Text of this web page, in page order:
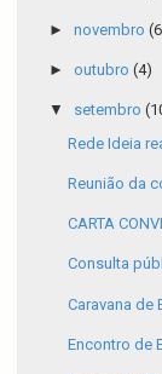
► novembro
► outubro (4)
▼ setembro
Rede Ideia
Reunião da
CARTA
Consulta
Caravana de
Encontro de